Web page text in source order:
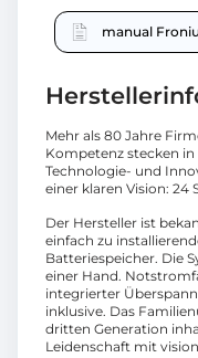
manual
Mehr als 80 Jahre
Kompetenz stecken
Technologie- und
einer klaren Vision: 24
Der Hersteller ist
einfach zu
Batteriespeicher. Die
einer Hand.
integrierter
inklusive. Das
dritten Generation
Leidenschaft mit